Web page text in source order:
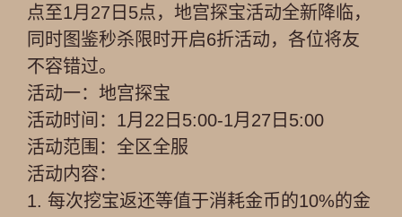
点至1月27日5点，地宫探宝活动全新降临，
同时图鉴秒杀限时开启6折活动，各位将友
不容错过。
活动一：地宫探宝
活动时间：1月22日5:00-1月27日5:00
活动范围：全区全服
活动内容：
1. 每次挖宝返还等值于消耗金币的10%的金